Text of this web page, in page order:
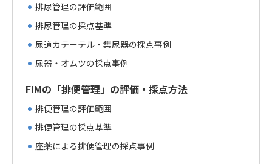
排尿管理の評価範囲
排尿管理の採点基準
尿道カテーテル・集尿器の採点事例
尿器・オムツの採点事例
FIMの「排便管理」の評価・採点方法
排便管理の評価範囲
排便管理の採点基準
座薬による排便管理の採点事例